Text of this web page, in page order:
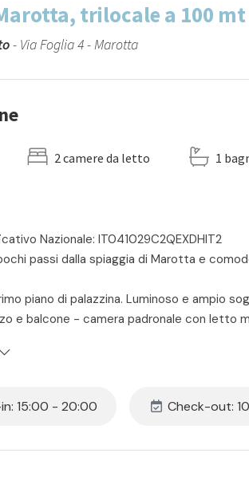
trilocale a 100
- Via Foglia 4 - Marotta
2 camere da letto 1
Nazionale: IT041029C2QEXDHIT2
passi dalla spiaggia di Marotta e
piano di palazzina. Luminoso e ampio
e balcone - camera padronale con letto
all'interno della corte condominiale.
self - tramite box con chiavi di cui
15:00 - 20:00 Check-out: